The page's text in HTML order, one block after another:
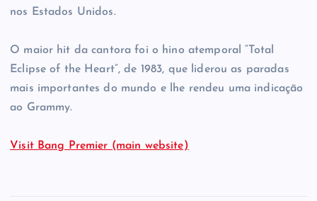
nos Estados Unidos.
O maior hit da cantora foi o hino atemporal “Total
Eclipse of the Heart”, de 1983, que liderou as paradas
mais importantes do mundo e lhe rendeu uma indicação
ao Grammy.
Visit Bang Premier (main website)